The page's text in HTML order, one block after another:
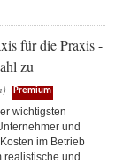
für die Praxis -
zu
Premium
wichtigsten
und
im Betrieb
realistische und